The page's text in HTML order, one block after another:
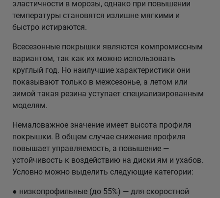
эластичности в морозы, однако при повышении
температуры становятся излишне мягкими и
быстро истираются.
Всесезонные покрышки являются компромиссным
вариантом, так как их можно использовать
круглый год. Но наилучшие характеристики они
показывают только в межсезонье, а летом или
зимой такая резина уступает специализированным
моделям.
Немаловажное значение имеет высота профиля
покрышки. В общем случае снижение профиля
повышает управляемость, а повышение —
устойчивость к воздействию на диски ям и ухабов.
Условно можно выделить следующие категории:
● низкопрофильные (до 55%) — для скоростной